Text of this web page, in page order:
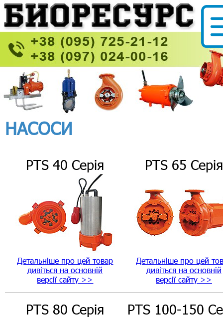
НАСОСИ
PTS 40 Серія
Детальніше про цей товар
дивіться на основній
версії сайту >>
PTS 65 Серія
Детальніше про цей
дивіться на основній
версії сайту >>
PTS 80 Серія PTS 100-150